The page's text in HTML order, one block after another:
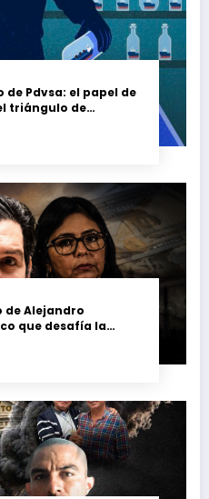
de Pdvsa: el papel de
triángulo de
de Alejandro
que desafía la